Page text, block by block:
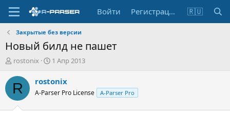
Войти Регистрация 🇷🇺
Закрытые без версии
Новый билд не пашет
А
т
о
т
rostonix
Д
т
н
1 Апр 2013
R rostonix
A-Parser Pro License A-Parser Pro